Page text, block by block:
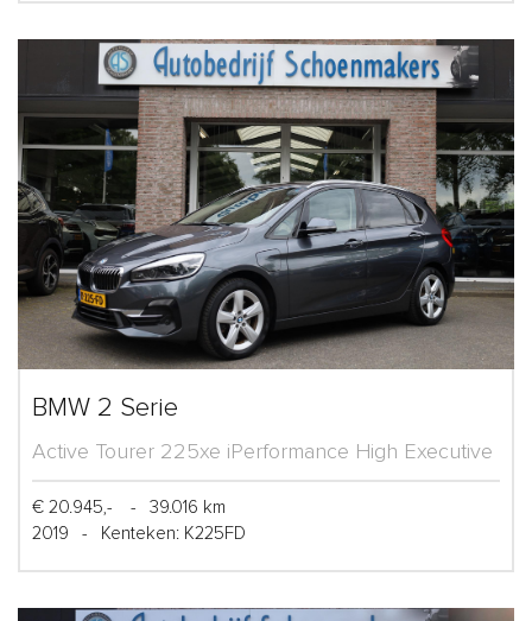
BMW 2 Serie
Active Tourer 225xe iPerformance High Executive
€ 20.945,- -
39.016 km
2019
- Kenteken: K225FD